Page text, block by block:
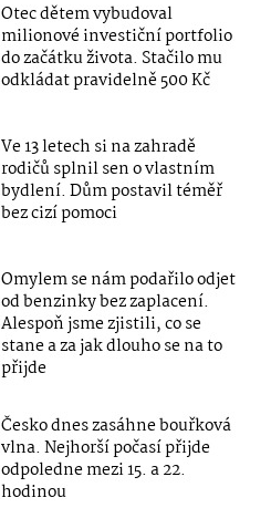
Otec dětem vybudoval
milionové investiční portfolio
do začátku života. Stačilo mu
odkládat pravidelně 500 Kč
Ve 13 letech si na zahradě
rodičů splnil sen o vlastním
bydlení. Dům postavil téměř
bez cizí pomoci
Omylem se nám podařilo odjet
od benzinky bez zaplacení.
Alespoň jsme zjistili, co se
stane a za jak dlouho se na to
přijde
Česko dnes zasáhne bouřková
vlna. Nejhorší počasí přijde
odpoledne mezi 15. a 22.
hodinou